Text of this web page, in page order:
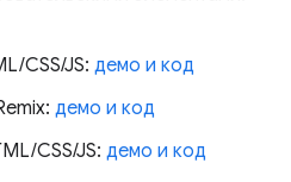
CSS/JS: демо и код
демо и код
CSS/JS: демо и код